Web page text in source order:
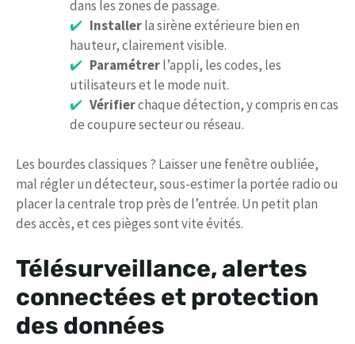
dans les zones de passage.
Installerla sirène extérieure bien en
hauteur, clairement visible.
Paramétrerl’appli, les codes, les
utilisateurs et le mode nuit.
Vérifierchaque détection, y compris en cas
de coupure secteur ou réseau.
Les bourdes classiques ? Laisser une fenêtre oubliée,
mal régler un détecteur, sous-estimer la portée radio ou
placer la centrale trop près de l’entrée. Un petit plan
des accès, et ces pièges sont vite évités.
Télésurveillance, alertes
connectées et protection
des données